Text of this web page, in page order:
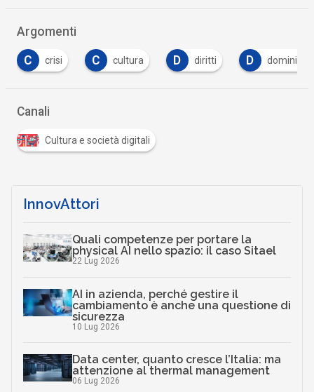
Cultura e società digitali
InnovAttori
Quali competenze per portare la
AI in azienda, perché gestire il
cambiamento è anche una questione di
10 Lug 2026
Data center, quanto cresce l’Italia: ma
06 Lug 2026
Ecosistemi travel-tech: startup, AI e
nuovi modelli per il turismo
L’IA nel turismo corre, ma non per tutti:
la mappa italiana e globale